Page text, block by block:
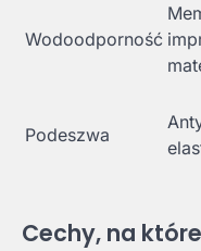
Wodoodporność
Podeszwa
Cechy, na